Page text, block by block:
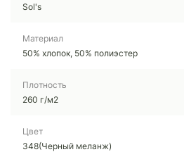
Sol's
Материал
50% хлопок, 50% полиэстер
Плотность
260 г/м2
Цвет
348(Черный меланж)